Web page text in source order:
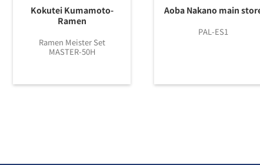
Kokutei Kumamoto-
Ramen
Ramen Meister Set
MASTER-50H
Aoba Nakano main
PAL-ES1